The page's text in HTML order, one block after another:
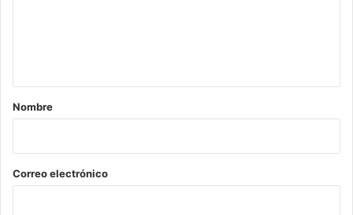
r
*
Nombre
Correo electrónico